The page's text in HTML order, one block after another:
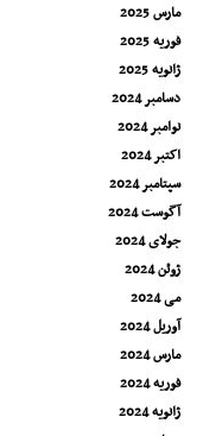
مارس 2025
فوریه 2025
ژانویه 2025
دسامبر 2024
نوامبر 2024
اکتبر 2024
سپتامبر 2024
آگوست 2024
جولای 2024
ژوئن 2024
می 2024
آوریل 2024
مارس 2024
فوریه 2024
ژانویه 2024